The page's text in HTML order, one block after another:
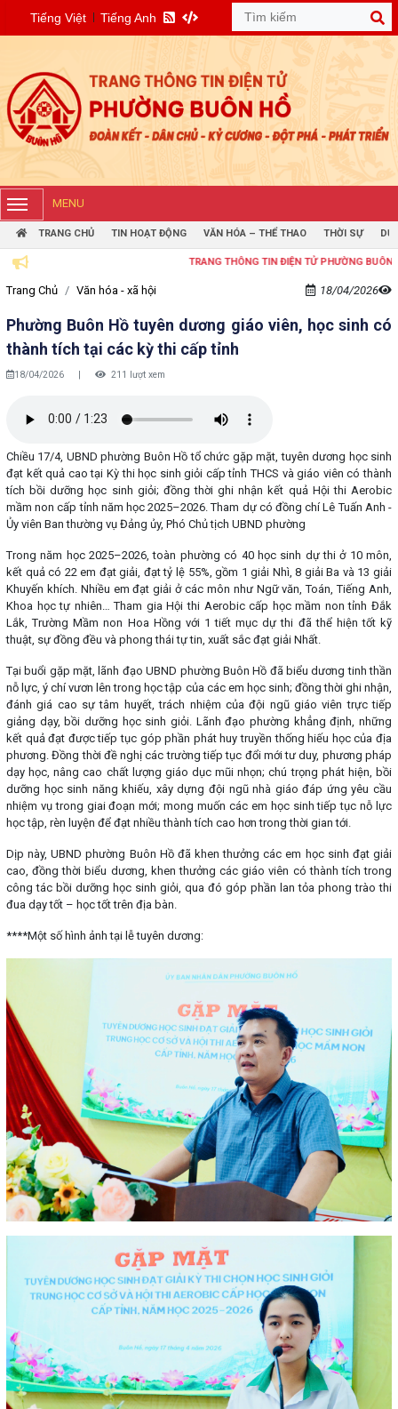
Tiếng Việt Tiếng Anh
MENU
TRANG CHỦ TIN HOẠT ĐỘNG VĂN HÓA – THỂ THAO THỜI SỰ DỰ
TRANG THÔNG TIN ĐIỆN TỬ PHƯỜNG BUÔN HỒ
Trang Chủ Văn hóa - xã hội 18/04/2026
Phường Buôn Hồ tuyên dương giáo viên, học sinh có
thành tích tại các kỳ thi cấp tỉnh
18/04/2026 | 211 lượt xem
Chiều 17/4, UBND phường Buôn Hồ tổ chức gặp mặt, tuyên dương học sinh
đạt kết quả cao tại Kỳ thi học sinh giỏi cấp tỉnh THCS và giáo viên có thành
tích bồi dưỡng học sinh giỏi; đồng thời ghi nhận kết quả Hội thi Aerobic
mầm non cấp tỉnh năm học 2025–2026. Tham dự có đồng chí Lê Tuấn Anh -
Ủy viên Ban thường vụ Đảng ủy, Phó Chủ tịch UBND phường
Trong năm học 2025–2026, toàn phường có 40 học sinh dự thi ở 10 môn,
kết quả có 22 em đạt giải, đạt tỷ lệ 55%, gồm 1 giải Nhì, 8 giải Ba và 13 giải
Khuyến khích. Nhiều em đạt giải ở các môn như Ngữ văn, Toán, Tiếng Anh,
Khoa học tự nhiên… Tham gia Hội thi Aerobic cấp học mầm non tỉnh Đắk
Lắk, Trường Mầm non Hoa Hồng với 1 tiết mục dự thi đã thể hiện tốt kỹ
thuật, sự đồng đều và phong thái tự tin, xuất sắc đạt giải Nhất.
Tại buổi gặp mặt, lãnh đạo UBND phường Buôn Hồ đã biểu dương tinh thần
nỗ lực, ý chí vươn lên trong học tập của các em học sinh; đồng thời ghi nhận,
đánh giá cao sự tâm huyết, trách nhiệm của đội ngũ giáo viên trực tiếp
giảng dạy, bồi dưỡng học sinh giỏi. Lãnh đạo phường khẳng định, những
kết quả đạt được tiếp tục góp phần phát huy truyền thống hiếu học của địa
phương. Đồng thời đề nghị các trường tiếp tục đổi mới tư duy, phương pháp
dạy học, nâng cao chất lượng giáo dục mũi nhọn; chú trọng phát hiện, bồi
dưỡng học sinh năng khiếu, xây dựng đội ngũ nhà giáo đáp ứng yêu cầu
nhiệm vụ trong giai đoạn mới; mong muốn các em học sinh tiếp tục nỗ lực
học tập, rèn luyện để đạt nhiều thành tích cao hơn trong thời gian tới.
Dịp này, UBND phường Buôn Hồ đã khen thưởng các em học sinh đạt giải
cao, đồng thời biểu dương, khen thưởng các giáo viên có thành tích trong
công tác bồi dưỡng học sinh giỏi, qua đó góp phần lan tỏa phong trào thi
đua dạy tốt – học tốt trên địa bàn.
****Một số hình ảnh tại lễ tuyên dương: